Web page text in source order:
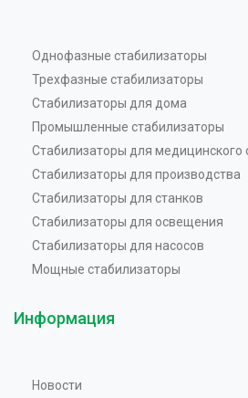
Однофазные стабилизаторы
Трехфазные стабилизаторы
Стабилизаторы для дома
Промышленные стабилизаторы
Стабилизаторы для медицинского
Стабилизаторы для производства
Стабилизаторы для станков
Стабилизаторы для освещения
Стабилизаторы для насосов
Мощные стабилизаторы
Информация
Новости